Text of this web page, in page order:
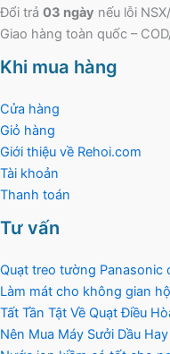
Đổi trả 03 ngày nếu lỗi
Giao hàng toàn quốc –
Khi mua hàng
Cửa hàng
Giỏ hàng
Giới thiệu về Rehoi.com
Tài khoản
Thanh toán
Tư vấn
Quạt treo tường Panasonic
Làm mát cho không gian
Tất Tần Tật Về Quạt Điều
Nên Mua Máy Sưởi Dầu